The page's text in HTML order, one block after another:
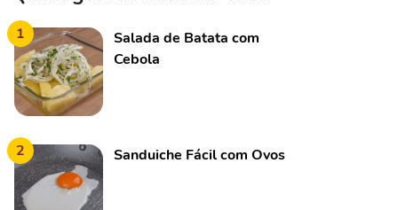
1
Salada de Batata com
Cebola
2 Sanduiche Fácil com Ovos